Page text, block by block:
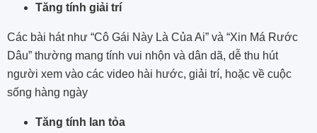
Tăng tính giải trí
Các bài hát như “Cô Gái Này Là Của Ai” và “Xin Má Rước
Dâu” thường mang tính vui nhộn và dân dã, dễ thu hút
người xem vào các video hài hước, giải trí, hoặc về cuộc
sống hàng ngày​
Tăng tính lan tỏa